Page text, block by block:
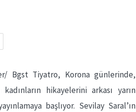
Bgst Tiyatro, Korona günlerinde,
hikayelerini arkası yarın
başlıyor. Sevilay Saral’ın